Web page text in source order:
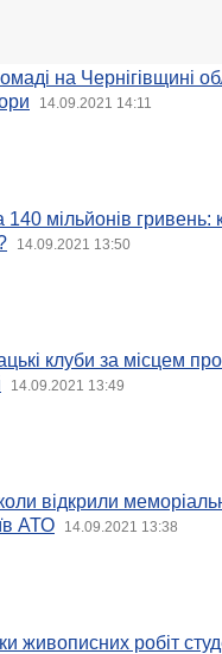
на Чернігівщині
14.09.2021 14:11
140 мільйонів
14.09.2021 13:50
клуби за місцем
14.09.2021 13:49
відкрили
АТО
14.09.2021 13:38
живописних робіт